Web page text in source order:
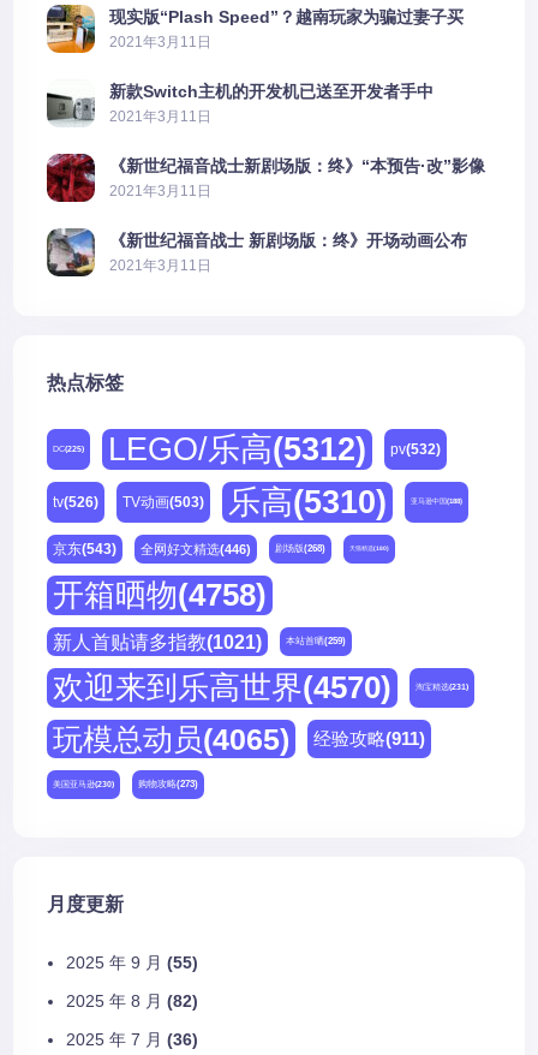
现实版“Plash Speed”？越南玩家为骗过妻子买
PS5上演好戏
2021年3月11日
新款Switch主机的开发机已送至开发者手中
2021年3月11日
《新世纪福音战士新剧场版：终》“本预告·改”影像
公开
2021年3月11日
《新世纪福音战士 新剧场版：终》开场动画公布
2021年3月11日
热点标签
DC(225) LEGO/乐高(5312) pv(532)
tv(526) TV动画(503) 乐高(5310) 亚马逊中国(188)
京东(543) 全网好文精选(446) 剧场版(268) 天猫精选(180)
开箱晒物(4758)
新人首贴请多指教(1021) 本站首晒(259)
欢迎来到乐高世界(4570) 淘宝精选(231)
玩模总动员(4065) 经验攻略(911)
美国亚马逊(230) 购物攻略(273)
月度更新
2025 年 9 月 (55)
2025 年 8 月 (82)
2025 年 7 月 (36)